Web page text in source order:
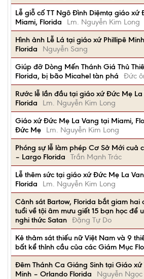
Lễ giỗ cố TT Ngô Đình Diệmtạ giáo xứ
Miami, Florida
Lm. Nguyễn Kim Long
Hình ảnh Lễ Lá tại giáo xứ Phillipê
Florida
Nguyễn Sang
Giúp đỡ Dòng Mến Thánh Giá Thủ
Florida, bị bão Micahel tàn phá
Đức
Rước lễ lần đầu tại giáo xứ Đức Mẹ
Florida
Lm. Nguyễn Kim Long
Giáo xứ Đức Mẹ La Vang tại Miami,
Đức Mẹ
Lm. Nguyễn Kim Long
Phóng sự lễ làm phép Cơ Sở Mới cuả
– Largo Florida
Trần Mạnh Trác
Lễ thêm sức tại giáo xứ Đức Mẹ La
Florida
Lm. Nguyễn Kim Long
Cảnh sát Bartow, Florida bắt giam hai
tuổi về tội âm mưu giết 15 bạn học để
nghi thức Satan Đặng Tự Do
Kẻ thảm sát thiếu nữ Việt Nam và 9
bất kể thỉnh cầu của các Giám Mục
Đêm Thánh Ca Giáng Sinh tại Giáo xứ
Minh – Orlando Florida
Nguyễn Ngọc